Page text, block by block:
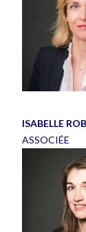
ISABELLE
ASSOCIÉE